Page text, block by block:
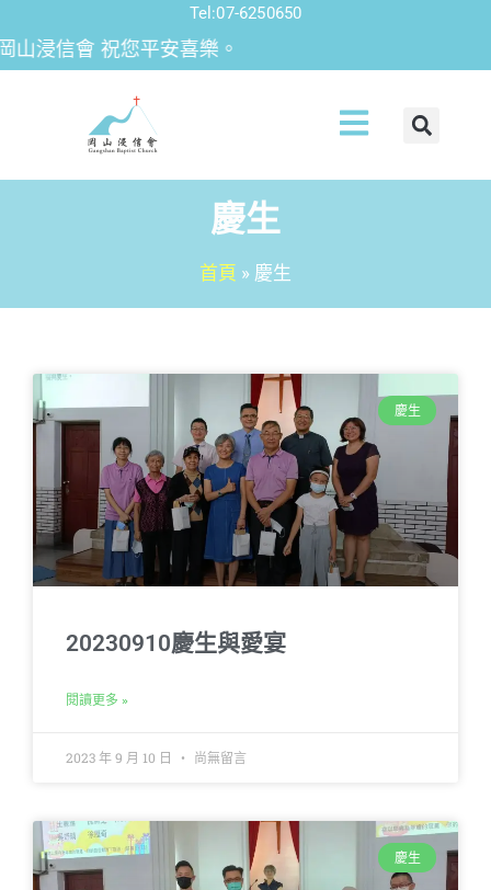
Tel:07-6250650
會 祝您平安喜樂。
慶生
首頁 » 慶生
慶生
20230910慶生與愛宴
閱讀更多 »
2023 年 9 月 10 日 尚無留言
慶生